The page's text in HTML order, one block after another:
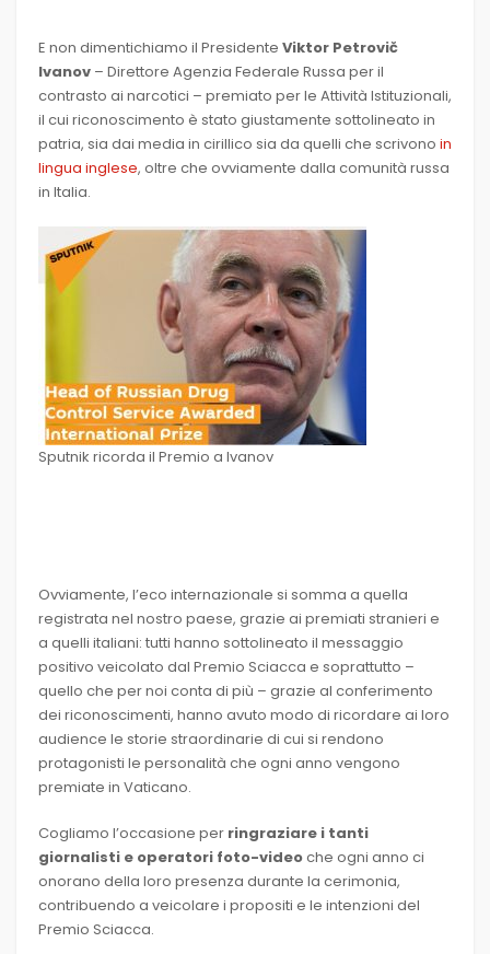
E non dimentichiamo il Presidente Viktor Petrovič
Ivanov – Direttore Agenzia Federale Russa per il
contrasto ai narcotici – premiato per le Attività Istituzionali,
il cui riconoscimento è stato giustamente sottolineato in
patria, sia dai media in cirillico sia da quelli che scrivono in
lingua inglese, oltre che ovviamente dalla comunità russa
in Italia.
Sputnik ricorda il Premio a Ivanov
Ovviamente, l’eco internazionale si somma a quella
registrata nel nostro paese, grazie ai premiati stranieri e
a quelli italiani: tutti hanno sottolineato il messaggio
positivo veicolato dal Premio Sciacca e soprattutto –
quello che per noi conta di più – grazie al conferimento
dei riconoscimenti, hanno avuto modo di ricordare ai loro
audience le storie straordinarie di cui si rendono
protagonisti le personalità che ogni anno vengono
premiate in Vaticano.
Cogliamo l’occasione per ringraziare i tanti
giornalisti e operatori foto-videoche ogni anno ci
onorano della loro presenza durante la cerimonia,
contribuendo a veicolare i propositi e le intenzioni del
Premio Sciacca.